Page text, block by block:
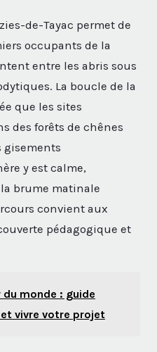
de-Tayac permet de
occupants de la
entre les abris sous
La boucle de la
que les sites
des forêts de chênes
gisements
y est calme,
brume matinale
convient aux
pédagogique et
du monde : guide
vivre votre projet